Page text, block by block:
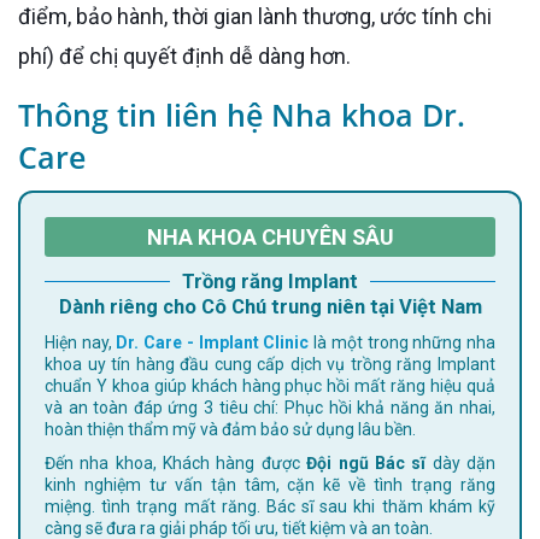
điểm, bảo hành, thời gian lành thương, ước tính chi
phí) để chị quyết định dễ dàng hơn.
Thông tin liên hệ Nha khoa Dr.
Care
NHA KHOA CHUYÊN SÂU
Trồng răng Implant
Dành riêng cho Cô Chú trung niên tại Việt Nam
Hiện nay, Dr. Care - Implant Clinic là một trong những nha
khoa uy tín hàng đầu cung cấp dịch vụ trồng răng Implant
chuẩn Y khoa giúp khách hàng phục hồi mất răng hiệu quả
và an toàn đáp ứng 3 tiêu chí: Phục hồi khả năng ăn nhai,
hoàn thiện thẩm mỹ và đảm bảo sử dụng lâu bền.
Đến nha khoa, Khách hàng đượcĐội ngũ Bác sĩdày dặn
kinh nghiệm tư vấn tận tâm, cặn kẽ về tình trạng răng
miệng. tình trạng mất răng. Bác sĩ sau khi thăm khám kỹ
càng sẽ đưa ra giải pháp tối ưu, tiết kiệm và an toàn.